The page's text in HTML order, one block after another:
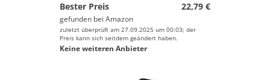
Bester Preis
22,79 €
gefunden bei Amazon
zuletzt überprüft am 27.09.2025 um 00:03; der
Preis kann sich seitdem geändert haben.
Keine weiteren Anbieter